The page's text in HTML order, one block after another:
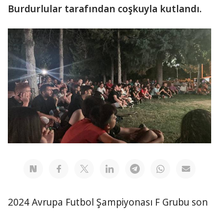
Burdurlular tarafından coşkuyla kutlandı.
2024 Avrupa Futbol Şampiyonası F Grubu son